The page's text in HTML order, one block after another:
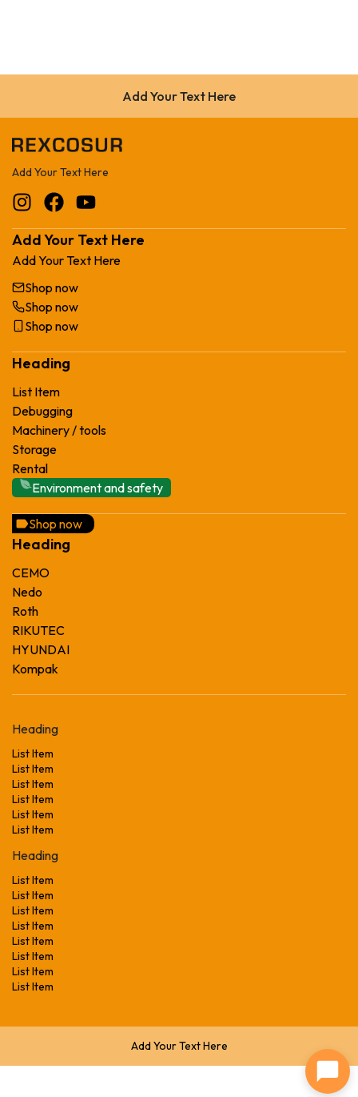
Add Your Text Here
Add Your Text Here
Add Your Text Here
Add Your Text Here
Shop now
Shop now
Shop now
Heading
List Item
Debugging
Machinery / tools
Storage
Rental
Environment and safety
Shop now
Heading
CEMO
Nedo
Roth
RIKUTEC
HYUNDAI
Kompak
Heading
List Item
List Item
List Item
List Item
List Item
List Item
Heading
List Item
List Item
List Item
List Item
List Item
List Item
List Item
List Item
Add Your Text Here